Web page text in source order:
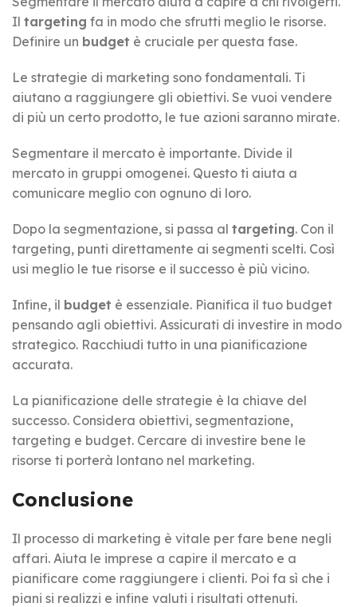
Il targeting fa in modo che sfrutti meglio le risorse.
Definire un budget è cruciale per questa fase.
Le strategie di marketing sono fondamentali. Ti
aiutano a raggiungere gli obiettivi. Se vuoi vendere
di più un certo prodotto, le tue azioni saranno mirate.
Segmentare il mercato è importante. Divide il
mercato in gruppi omogenei. Questo ti aiuta a
comunicare meglio con ognuno di loro.
Dopo la segmentazione, si passa al targeting. Con il
targeting, punti direttamente ai segmenti scelti. Così
usi meglio le tue risorse e il successo è più vicino.
Infine, il budget è essenziale. Pianifica il tuo budget
pensando agli obiettivi. Assicurati di investire in modo
strategico. Racchiudi tutto in una pianificazione
accurata.
La pianificazione delle strategie è la chiave del
successo. Considera obiettivi, segmentazione,
targeting e budget. Cercare di investire bene le
risorse ti porterà lontano nel marketing.
Conclusione
Il processo di marketing è vitale per fare bene negli
affari. Aiuta le imprese a capire il mercato e a
pianificare come raggiungere i clienti. Poi fa sì che i
piani si realizzi e infine valuti i risultati ottenuti.